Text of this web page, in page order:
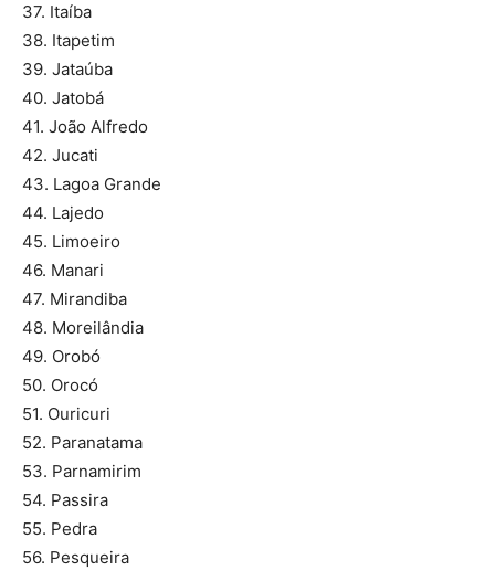
37. Itaíba
38. Itapetim
39. Jataúba
40. Jatobá
41. João Alfredo
42. Jucati
43. Lagoa Grande
44. Lajedo
45. Limoeiro
46. Manari
47. Mirandiba
48. Moreilândia
49. Orobó
50. Orocó
51. Ouricuri
52. Paranatama
53. Parnamirim
54. Passira
55. Pedra
56. Pesqueira